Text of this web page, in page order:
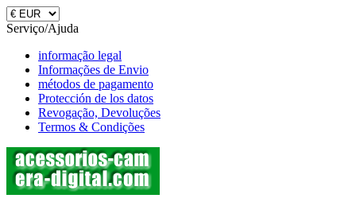
Serviço/Ajuda
informação legal
Informações de Envio
métodos de pagamento
Protección de los datos
Revogação, Devoluções
Termos & Condições